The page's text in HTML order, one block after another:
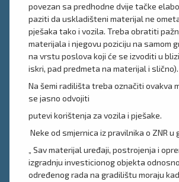
povezan sa predhodne dvije tačke
paziti da uskladišteni materijal ne
pješaka tako i vozila. Treba obratiti
materijala i njegovu poziciju na samom
na vrstu poslova koji će se izvoditi u
iskri, pad predmeta na materijal i slično).
Na šemi radilišta treba označiti ovakva
se jasno odvojiti
putevi korištenja za vozila i pješake.
Neke od smjernica iz pravilnika o ZNR u
„ Sav materijal uređaji, postrojenja i
izgradnju investicionog objekta
određenog rada na gradilištu moraju